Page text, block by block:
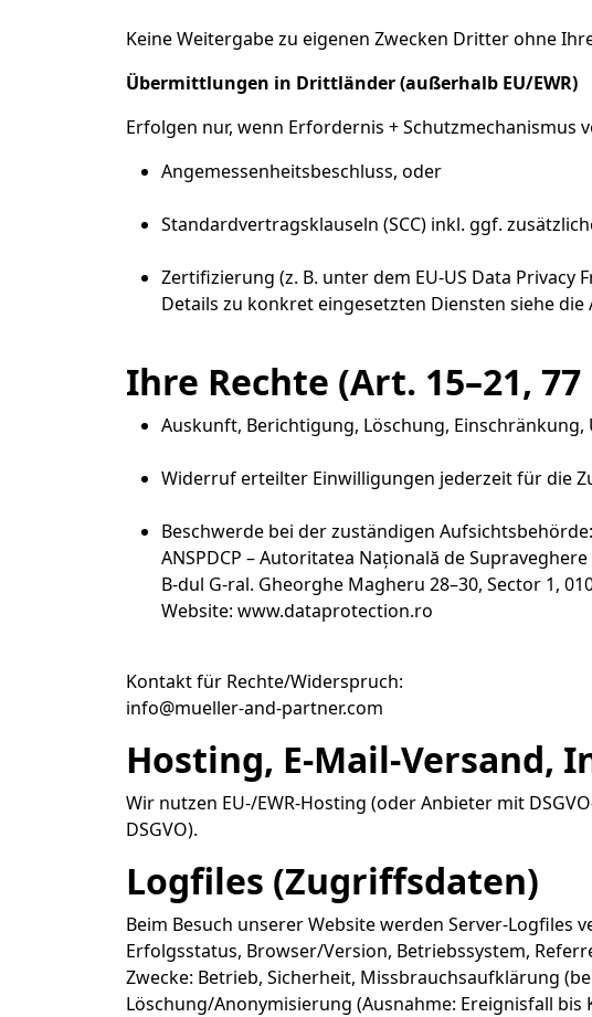
Keine Weitergabe zu eigenen Zwecken Dritter ohne
Übermittlungen in Drittländer (außerhalb EU/EWR)
Erfolgen nur, wenn Erfordernis + Schutzmechanismus
Angemessenheitsbeschluss, oder
Standardvertragsklauseln (SCC) inkl. ggf.
Zertifizierung (z. B. unter dem EU-US Data Privacy
Details zu konkret eingesetzten Diensten siehe
Ihre Rechte (Art. 15–21, 77
Auskunft, Berichtigung, Löschung,
Widerruf erteilter Einwilligungen jederzeit für die
Beschwerde bei der zuständigen Aufsichtsbehörde:
ANSPDCP – Autoritatea Națională de
B-dul G-ral. Gheorghe Magheru 28–30, Sector 1,
Website: www.dataprotection.ro
Kontakt für Rechte/Widerspruch:
info@mueller-and-partner.com
Hosting, E-Mail-Versand,
Wir nutzen EU-/EWR-Hosting (oder Anbieter mit
DSGVO).
Logfiles (Zugriffsdaten)
Beim Besuch unserer Website werden Server-
Erfolgsstatus, Browser/Version, Betriebssystem,
Zwecke: Betrieb, Sicherheit, Missbrauchsaufklärung
Löschung/Anonymisierung (Ausnahme: Ereignisfall bis